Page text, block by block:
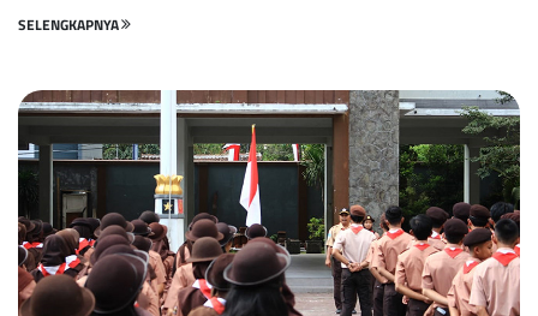
SELENGKAPNYA